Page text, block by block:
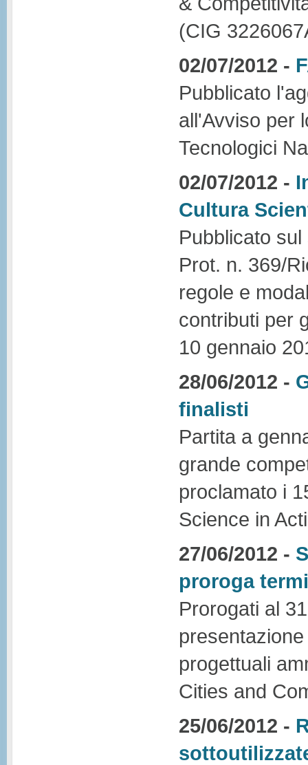
(CIG
02/07/2012 -
Pubblicato
all'Avviso per
Tecnologici
02/07/2012 -
Cultura
Pubblicato
Prot. n. 369/
regole e
contributi per
10 gennaio
28/06/2012 -
finalisti
Partita a
grande
proclamato i
Science in
27/06/2012 -
proroga
Prorogati al
progettuali
Cities and
25/06/2012 -